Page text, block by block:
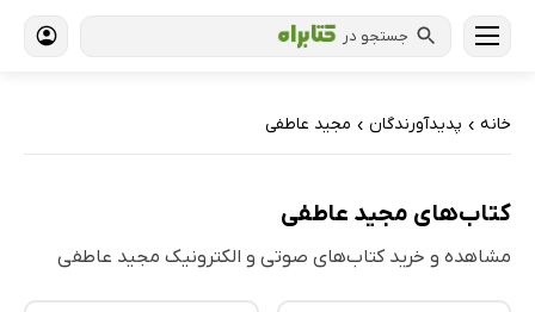
جستجو در
خانه › پدیدآورندگان › مجید عاطفی
کتاب‌های مجید عاطفی
مشاهده و خرید کتاب‌های صوتی و الکترونیک مجید عاطفی